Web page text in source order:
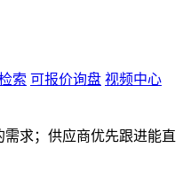
索 可报价询盘 视频中心
求；供应商优先跟进能直